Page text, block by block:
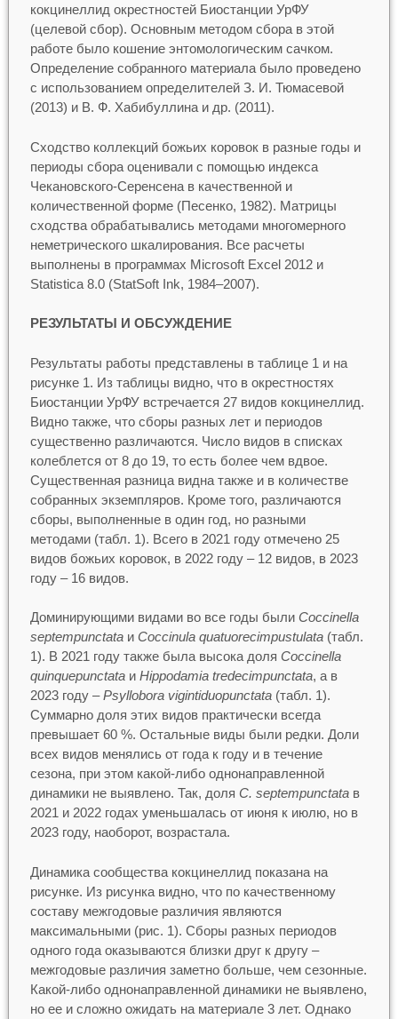
кокцинеллид окрестностей Биостанции УрФУ
(целевой сбор). Основным методом сбора в этой
работе было кошение энтомологическим сачком.
Определение собранного материала было проведено
с использованием определителей З. И. Тюмасевой
(2013) и В. Ф. Хабибуллина и др. (2011).
Сходство коллекций божьих коровок в разные годы и
периоды сбора оценивали с помощью индекса
Чекановского-Серенсена в качественной и
количественной форме (Песенко, 1982). Матрицы
сходства обрабатывались методами многомерного
неметрического шкалирования. Все расчеты
выполнены в программах Microsoft Excel 2012 и
Statistica 8.0 (StatSoft Ink, 1984–2007).
РЕЗУЛЬТАТЫ И ОБСУЖДЕНИЕ
Результаты работы представлены в таблице 1 и на
рисунке 1. Из таблицы видно, что в окрестностях
Биостанции УрФУ встречается 27 видов кокцинеллид.
Видно также, что сборы разных лет и периодов
существенно различаются. Число видов в списках
колеблется от 8 до 19, то есть более чем вдвое.
Существенная разница видна также и в количестве
собранных экземпляров. Кроме того, различаются
сборы, выполненные в один год, но разными
методами (табл. 1). Всего в 2021 году отмечено 25
видов божьих коровок, в 2022 году – 12 видов, в 2023
году – 16 видов.
Доминирующими видами во все годы былиCoccinella
septempunctataи Coccinula quatuorecimpustulata(табл.
1). В 2021 году также была высока доля Coccinella
quinquepunctataи Hippodamia tredecimpunctata, а в
2023 году –Psyllobora vigintiduopunctata(табл. 1).
Суммарно доля этих видов практически всегда
превышает 60 %. Остальные виды были редки. Доли
всех видов менялись от года к году и в течение
сезона, при этом какой-либо однонаправленной
динамики не выявлено. Так, доля C. septempunctataв
2021 и 2022 годах уменьшалась от июня к июлю, но в
2023 году, наоборот, возрастала.
Динамика сообщества кокцинеллид показана на
рисунке. Из рисунка видно, что по качественному
составу межгодовые различия являются
максимальными (рис. 1). Сборы разных периодов
одного года оказываются близки друг к другу –
межгодовые различия заметно больше, чем сезонные.
Какой-либо однонаправленной динамики не выявлено,
но ее и сложно ожидать на материале 3 лет. Однако